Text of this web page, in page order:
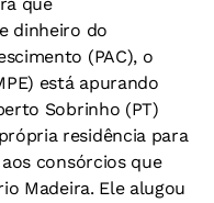
dinheiro do
(PAC), o
está apurando
Sobrinho (PT)
residência para
consórcios que
Madeira. Ele alugou